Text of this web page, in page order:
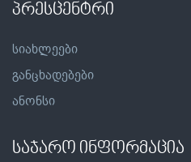
პრესცენტრი
სიახლეები
განცხადებები
ანონსი
საჯარო ინფორმაცია